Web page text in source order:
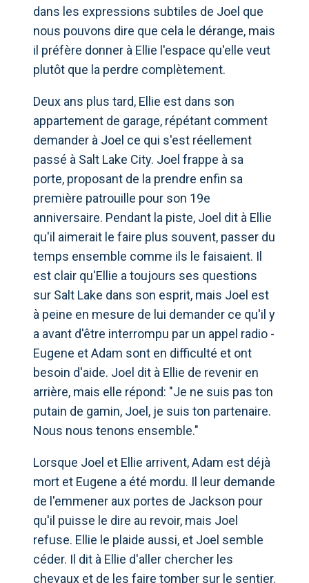
dans les expressions subtiles de Joel que
nous pouvons dire que cela le dérange, mais
il préfère donner à Ellie l'espace qu'elle veut
plutôt que la perdre complètement.
Deux ans plus tard, Ellie est dans son
appartement de garage, répétant comment
demander à Joel ce qui s'est réellement
passé à Salt Lake City. Joel frappe à sa
porte, proposant de la prendre enfin sa
première patrouille pour son 19e
anniversaire. Pendant la piste, Joel dit à Ellie
qu'il aimerait le faire plus souvent, passer du
temps ensemble comme ils le faisaient. Il
est clair qu'Ellie a toujours ses questions
sur Salt Lake dans son esprit, mais Joel est
à peine en mesure de lui demander ce qu'il y
a avant d'être interrompu par un appel radio -
Eugene et Adam sont en difficulté et ont
besoin d'aide. Joel dit à Ellie de revenir en
arrière, mais elle répond: "Je ne suis pas ton
putain de gamin, Joel, je suis ton partenaire.
Nous nous tenons ensemble."
Lorsque Joel et Ellie arrivent, Adam est déjà
mort et Eugene a été mordu. Il leur demande
de l'emmener aux portes de Jackson pour
qu'il puisse le dire au revoir, mais Joel
refuse. Ellie le plaide aussi, et Joel semble
céder. Il dit à Ellie d'aller chercher les
chevaux et de les faire tomber sur le sentier.